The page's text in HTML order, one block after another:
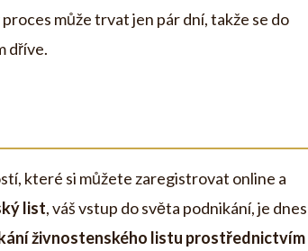
může trvat jen pár dní, takže se do
dříve.
které si můžete zaregistrovat online a
list, váš vstup do světa podnikání, je dnes
živnostenského listu prostřednictvím